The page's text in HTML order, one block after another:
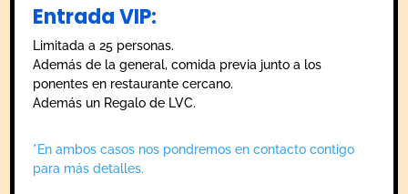
Entrada VIP:
Limitada a 25 personas.
Además de la general, comida previa junto a los
ponentes en restaurante cercano.
Además un Regalo de LVC.
*En ambos casos nos pondremos en contacto contigo
para más detalles.